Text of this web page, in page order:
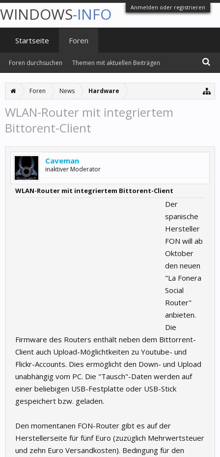
Anmelden oder registrieren
Foren News Hardware
WLAN-Router mit integriertem
Bittorent-Client
Caveman
inaktiver Moderator
WLAN-Router mit integriertem Bittorent-Client
Der
spanische
Hersteller
FON will ab
Oktober
den neuen
"La Fonera
Social
Router"
anbieten.
Die
Firmware des Routers enthält neben dem Bittorrent-
Client auch Upload-Möglichtkeiten zu Youtube- und
Flickr-Accounts. Dies ermöglicht den Down- und Upload
unabhängig vom PC. Die "Tausch"-Daten werden auf
einer beliebigen USB-Festplatte oder USB-Stick
gespeichert bzw. geladen.
Den momentanen FON-Router gibt es auf der
Herstellerseite für fünf Euro (zuzüglich Mehrwertsteuer
und zehn Euro Versandkosten). Bedingung für den
WINDOWS-INFO
Startseite Foren
Foren durchsuchen Themen mit aktuellen Beiträgen